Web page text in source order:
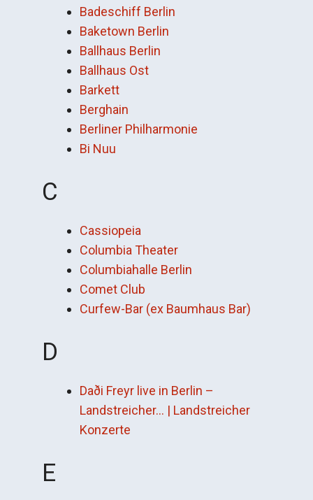
Badeschiff Berlin
Baketown Berlin
Ballhaus Berlin
Ballhaus Ost
Barkett
Berghain
Berliner Philharmonie
Bi Nuu
C
Cassiopeia
Columbia Theater
Columbiahalle Berlin
Comet Club
Curfew-Bar (ex Baumhaus Bar)
D
Daði Freyr live in Berlin –
Landstreicher… | Landstreicher
Konzerte
E